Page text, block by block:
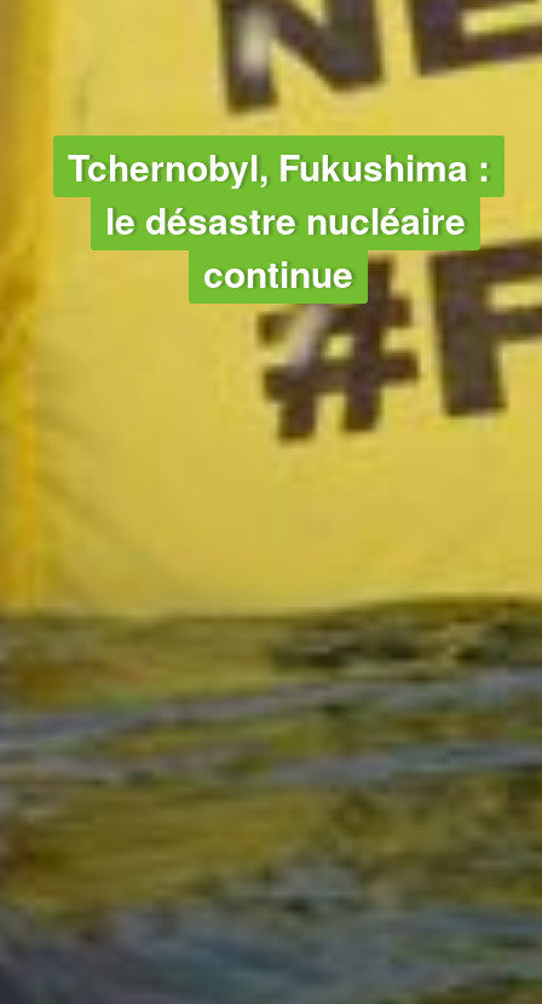
NUCLÉAIRE
Tchernobyl, Fukushima :
le désastre nucléaire
continue